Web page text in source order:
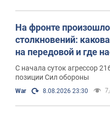
На фронте
столкновений:
на передовой и где
С начала суток агрессор
позиции Сил обороны
War 8.08.2026 23:30